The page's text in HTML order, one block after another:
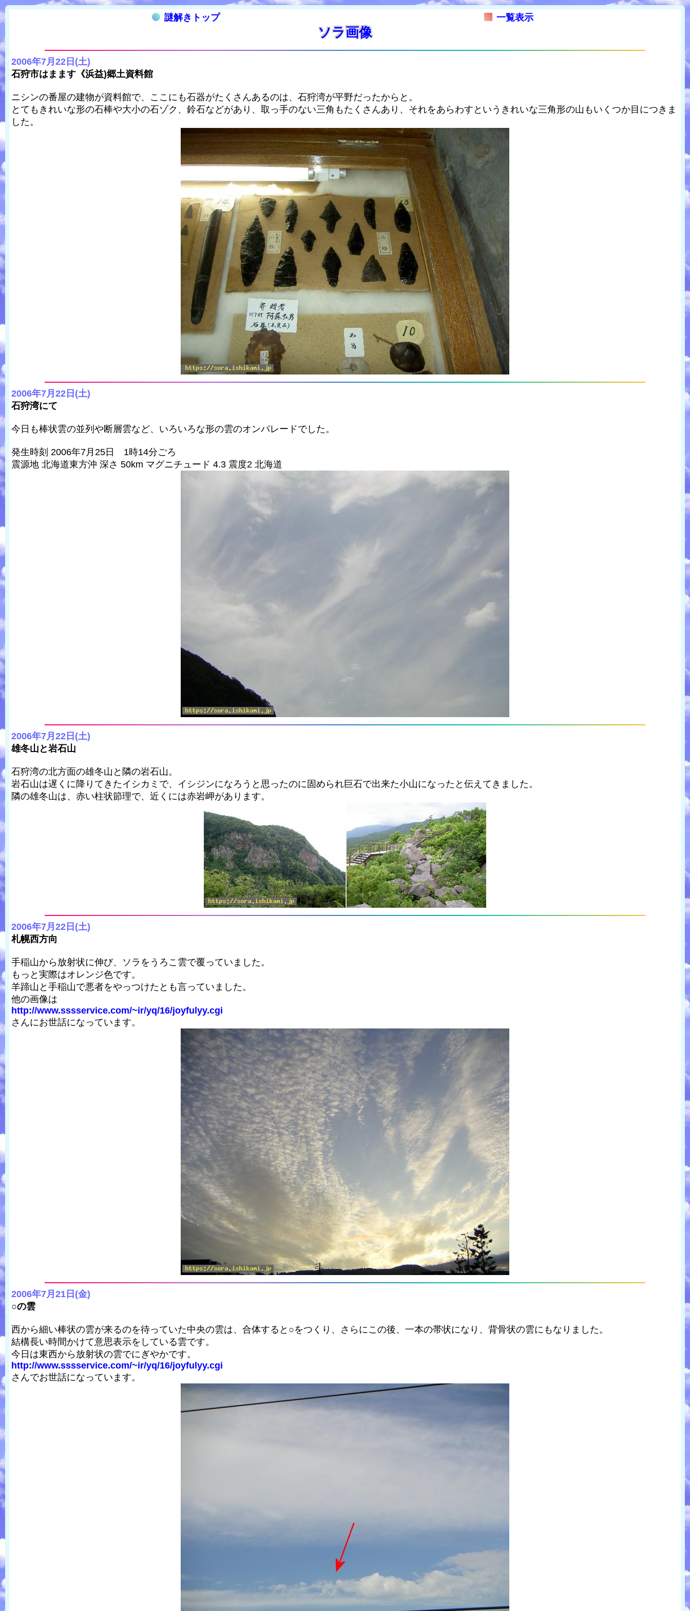
謎解きトップ 一覧表示
ソラ画像
2006年7月22日(土)
石狩市はまます《浜益)郷土資料館
ニシンの番屋の建物が資料館で、ここにも石器がたくさんあるのは、石狩湾が平野だったからと。
とてもきれいな形の石棒や大小の石ゾク、鈴石などがあり、取っ手のない三角もたくさんあり、それをあらわすというきれいな三角形の山もいくつか目につきま
した。
2006年7月22日(土)
石狩湾にて
今日も棒状雲の並列や断層雲など、いろいろな形の雲のオンパレードでした。
発生時刻 2006年7月25日 1時14分ごろ
震源地 北海道東方沖 深さ 50km マグニチュード 4.3 震度2 北海道
2006年7月22日(土)
雄冬山と岩石山
石狩湾の北方面の雄冬山と隣の岩石山。
岩石山は遅くに降りてきたイシカミで、イシジンになろうと思ったのに固められ巨石で出来た小山になったと伝えてきました。
隣の雄冬山は、赤い柱状節理で、近くには赤岩岬があります。
2006年7月22日(土)
札幌西方向
手稲山から放射状に伸び、ソラをうろこ雲で覆っていました。
もっと実際はオレンジ色です。
羊蹄山と手稲山で悪者をやっつけたとも言っていました。
他の画像は
http://www.sssservice.com/~ir/yq/16/joyfulyy.cgi
さんにお世話になっています。
2006年7月21日(金)
○の雲
西から細い棒状の雲が来るのを待っていた中央の雲は、合体すると○をつくり、さらにこの後、一本の帯状になり、背骨状の雲にもなりました。
結構長い時間かけて意思表示をしている雲です。
今日は東西から放射状の雲でにぎやかです。
http://www.sssservice.com/~ir/yq/16/joyfulyy.cgi
さんでお世話になっています。